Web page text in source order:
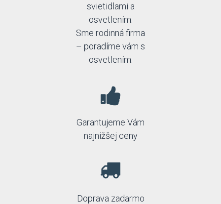
svietidlami a
osvetlením.
Sme rodinná firma
– poradíme vám s
osvetlením.
Garantujeme Vám
najnižšej ceny
Doprava zadarmo